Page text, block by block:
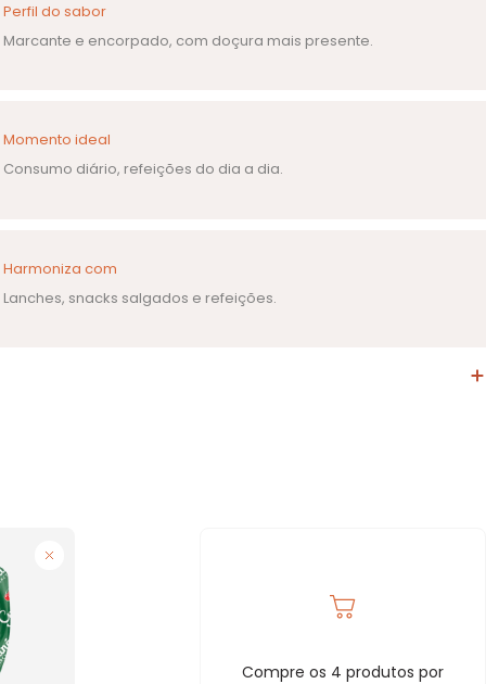
Perfil do sabor
Marcante e encorpado, com doçura mais presente.
Momento ideal
Consumo diário, refeições do dia a dia.
Harmoniza com
Lanches, snacks salgados e refeições.
Compre os 4 produtos por